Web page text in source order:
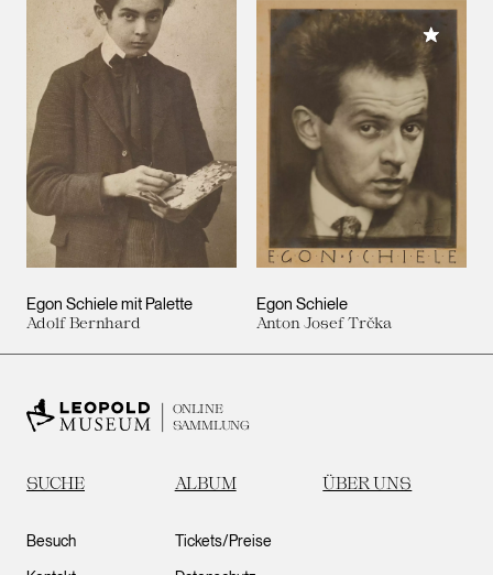
Egon Schiele mit Palette
Adolf Bernhard
Egon Schiele
Anton Josef Trčka
Meiner
ONLINE
SAMMLUNG
SUCHE ALBUM ÜBER UNS
Besuch Tickets/Preise